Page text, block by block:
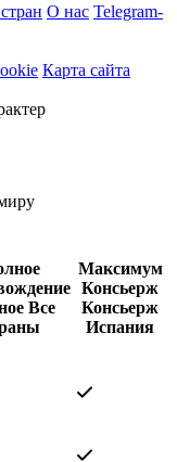
О нас Telegram-
Карта сайта
Все
Максимум
Консьерж
Консьерж
Испания